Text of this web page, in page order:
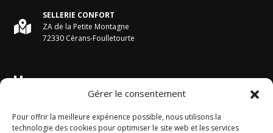
Gérer le consentement
Pour offrir la meilleure expérience possible, nous utilisons la
technologie des cookies pour optimiser le site web et les services

SELLERIE CONFORT
ZA de la Petite Montagne
72330 Cérans-Foulletourte
Horaires du magasin
Du Lundi au Vendredi :
9h - 12h et 13h30 - 17h30